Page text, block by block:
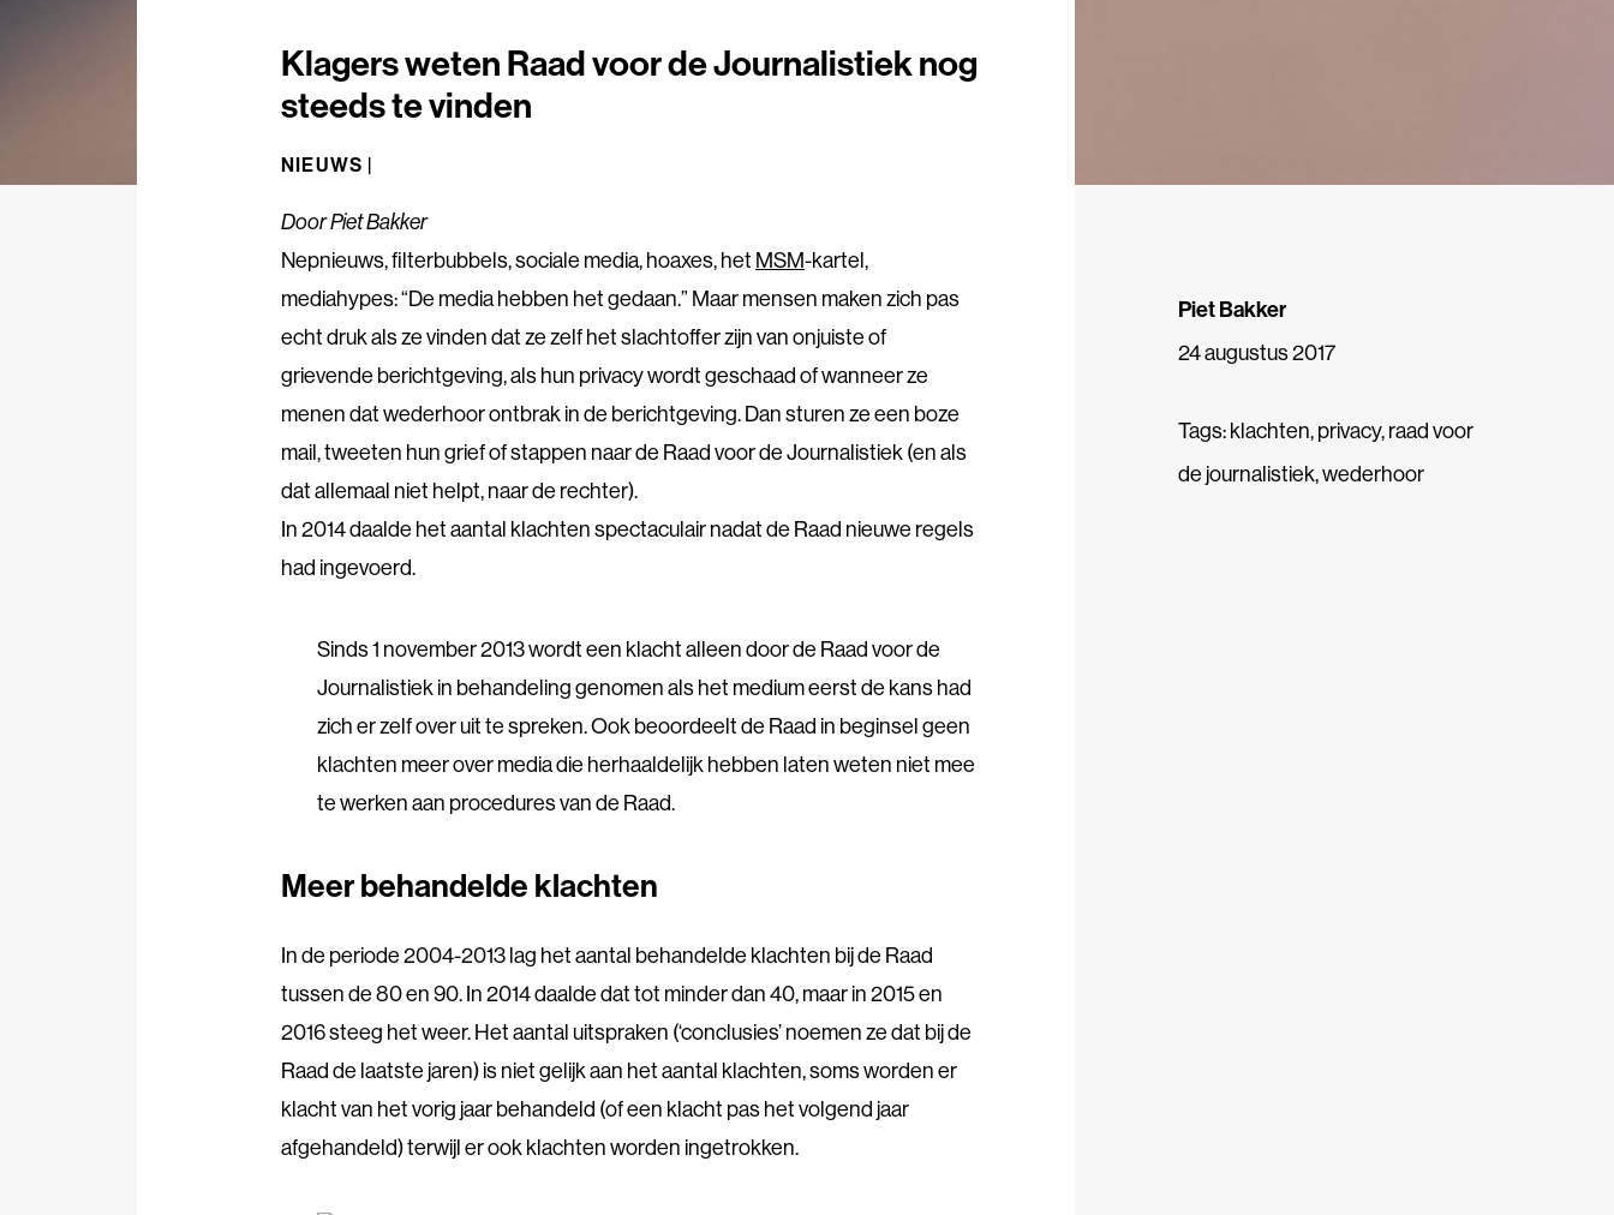
Klagers weten Raad voor de Journalistiek nog
steeds te vinden
NIEUWS |
Door Piet Bakker
Nepnieuws, filterbubbels, sociale media, hoaxes, het MSM-kartel,
mediahypes: “De media hebben het gedaan.” Maar mensen maken zich pas
echt druk als ze vinden dat ze zelf het slachtoffer zijn van onjuiste of
grievende berichtgeving, als hun privacy wordt geschaad of wanneer ze
menen dat wederhoor ontbrak in de berichtgeving. Dan sturen ze een boze
mail, tweeten hun grief of stappen naar de Raad voor de Journalistiek (en als
dat allemaal niet helpt, naar de rechter).
In 2014 daalde het aantal klachten spectaculair nadat de Raad nieuwe regels
had ingevoerd.
Sinds 1 november 2013 wordt een klacht alleen door de Raad voor de
Journalistiek in behandeling genomen als het medium eerst de kans had
zich er zelf over uit te spreken. Ook beoordeelt de Raad in beginsel geen
klachten meer over media die herhaaldelijk hebben laten weten niet mee
te werken aan procedures van de Raad.
Meer behandelde klachten
In de periode 2004-2013 lag het aantal behandelde klachten bij de Raad
tussen de 80 en 90. In 2014 daalde dat tot minder dan 40, maar in 2015 en
2016 steeg het weer. Het aantal uitspraken (‘conclusies’ noemen ze dat bij de
Raad de laatste jaren) is niet gelijk aan het aantal klachten, soms worden er
klacht van het vorig jaar behandeld (of een klacht pas het volgend jaar
afgehandeld) terwijl er ook klachten worden ingetrokken.
Piet Bakker
24 augustus 2017
Tags:klachten,privacy,raad voor
de journalistiek,wederhoor